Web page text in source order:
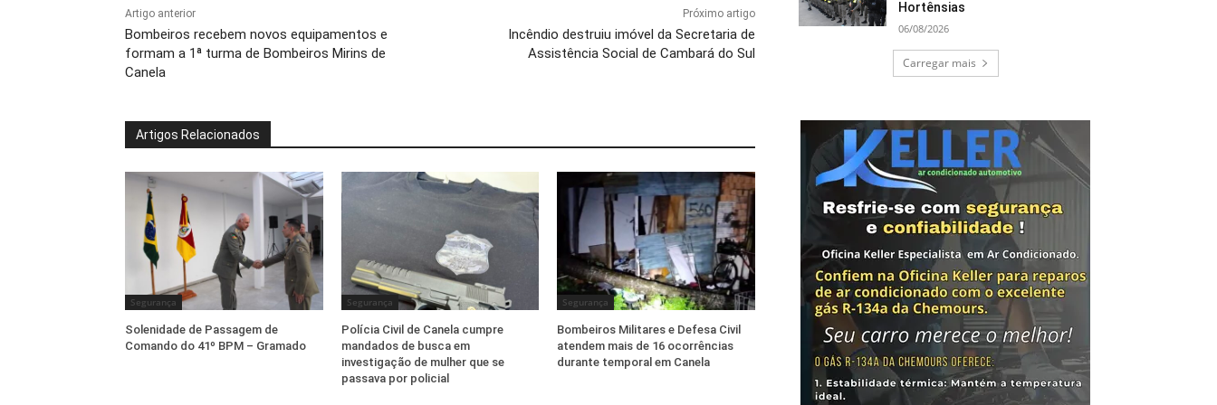
Artigo anterior
Bombeiros recebem novos equipamentos e
formam a 1ª turma de Bombeiros Mirins de
Canela
Próximo artigo
Incêndio destruiu imóvel da Secretaria de
Assistência Social de Cambará do Sul
Artigos Relacionados
Segurança
Solenidade de Passagem de
Comando do 41º BPM – Gramado
Segurança
Polícia Civil de Canela cumpre
mandados de busca em
investigação de mulher que se
passava por policial
Segurança
Bombeiros Militares e Defesa Civil
atendem mais de 16 ocorrências
durante temporal em Canela
Hortênsias
06/08/2026
Carregar mais